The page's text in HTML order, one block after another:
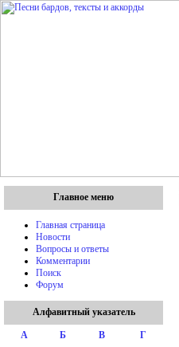
Главное меню
Главная страница
Новости
Вопросы и ответы
Комментарии
Поиск
Форум
Алфавитный указатель
А Б В
Г